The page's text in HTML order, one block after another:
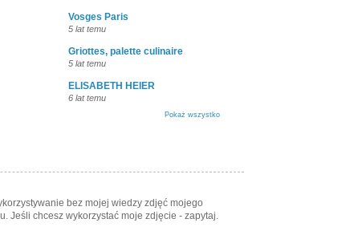
Vosges Paris
5 lat temu
Griottes, palette culinaire
5 lat temu
ELISABETH HEIER
6 lat temu
Pokaż wszystko
bez mojej wiedzy zdjęć mojego
Jeśli chcesz wykorzystać moje zdjęcie - zapytaj.